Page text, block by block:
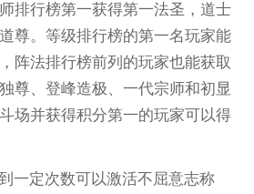
排行榜第一获得第一法圣，道士
尊。等级排行榜的第一名玩家能
阵法排行榜前列的玩家也能获取
尊、登峰造极、一代宗师和初显
场并获得积分第一的玩家可以得
一定次数可以激活不屈意志称